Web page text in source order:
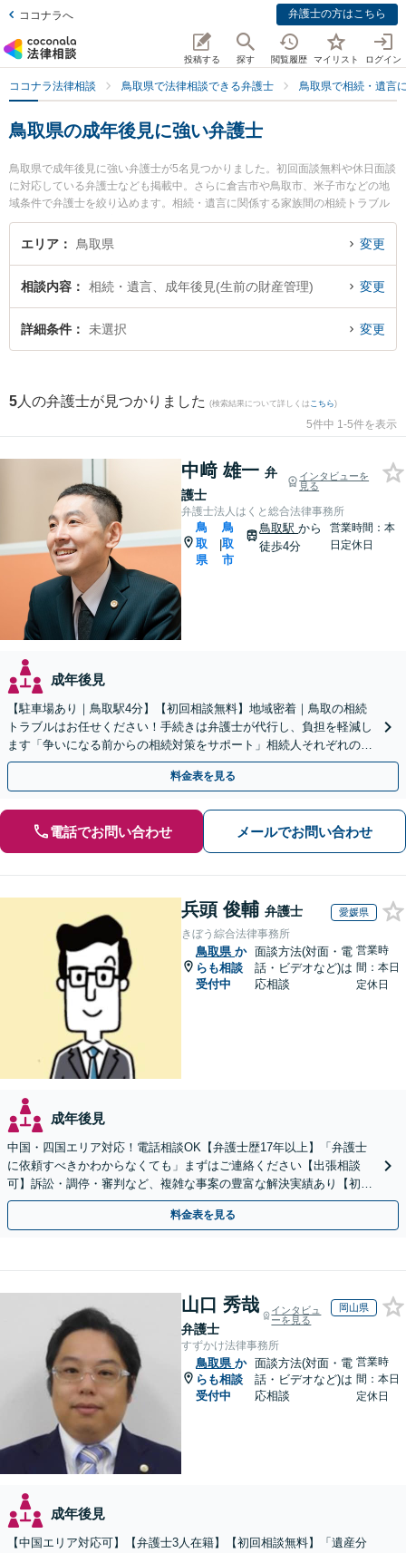
ココナラへ 弁護士の方はこちら
投稿する 探す 閲覧履歴 マイリスト ログイン
ココナラ法律相談 鳥取県で法律相談できる弁護士 鳥取県で相続・遺言
鳥取県の成年後見に強い弁護士
鳥取県で成年後見に強い弁護士が5名見つかりました。初回面談無料や休日面談
に対応している弁護士なども掲載中。さらに倉吉市や鳥取市、米子市などの地
域条件で弁護士を絞り込めます。相続・遺言に関係する家族間の相続トラブル
や認知症の相続、遺産分割等の細かな分野での絞り込み検索もでき便利です。
特に弁護士法人はくと総合法律事務所の中﨑 雄一弁護士や住法律事務所の住 真
後見のトラブルを今すぐに弁護士に相談したい』『成年後見のトラブル解決の
実績豊富な近くの弁護士を検索したい』『初回相談無料で成年後見を法律相談
できる鳥取県内の弁護士に相談予約したい』などでお困りの相談者さんにおす
エリア 鳥取県 変更
相談内容 相続・遺言、成年後見(生前の財産管理) 変更
詳細条件 未選択 変更
5 人の弁護士が見つかりました (検索結果について詳しくは こちら)
5件中 1-5件を表示
中﨑 雄一 弁
護士
インタビューを
見る
弁護士法人はくと総合法律事務所
鳥
取
県
|
鳥
取
市
鳥取駅から
徒歩4分
営業時間：本
日定休日
成年後見
【駐車場あり｜鳥取駅4分】【初回相談無料】地域密着｜鳥取の相続
トラブルはお任せください！手続きは弁護士が代行し、負担を軽減し
ます「争いになる前からの相続対策をサポート」相続人それぞれの立
場を尊重し、冷静に対立の解消を目指します。
料金表を見る
電話でお問い合わせ メールでお問い合わせ
兵頭 俊輔 弁護士 愛媛県
きぼう綜合法律事務所
鳥取県 か
らも相談
受付中
面談方法(対面・電
話・ビデオなど)は
応相談
営業時
間：本日
定休日
成年後見
中国・四国エリア対応！電話相談OK【弁護士歴17年以上】「弁護士
に依頼すべきかわからなくても」まずはご連絡ください【出張相談
可】訴訟・調停・審判など、複雑な事案の豊富な解決実績あり【初回
相談無料】初回面談のみで解決できるケースもあります
料金表を見る
山口 秀哉
弁護士
インタビュ
ーを見る
岡山県
すずかけ法律事務所
鳥取県 か
らも相談
受付中
面談方法(対面・電
話・ビデオなど)は
応相談
営業時
間：本日
定休日
成年後見
【中国エリア対応可】【弁護士3人在籍】【初回相談無料】「遺産分